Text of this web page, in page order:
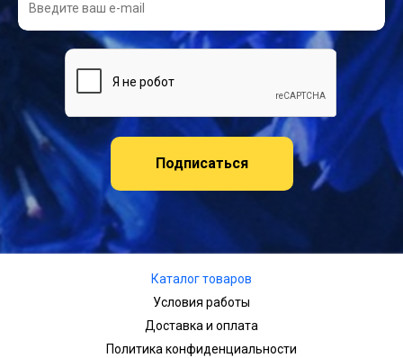
Подписаться
Каталог товаров
Условия работы
Доставка и оплата
Политика конфиденциальности